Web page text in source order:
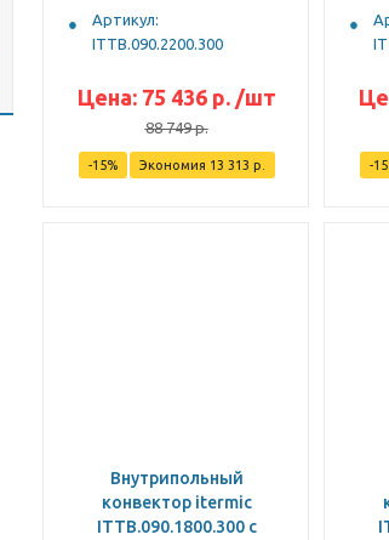
Артикул:
ITTB.090.2200.300
Цена: 75 436р. /шт
88 749р.
-15% Экономия 13 313 р. -15
Внутрипольный
конвектор itermic
ITTB.090.1800.300 с